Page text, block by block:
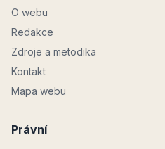
O webu
Redakce
Zdroje a metodika
Kontakt
Mapa webu
Právní